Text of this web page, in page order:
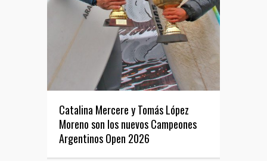
Catalina Mercere y Tomás López
Moreno son los nuevos Campeones
Argentinos Open 2026